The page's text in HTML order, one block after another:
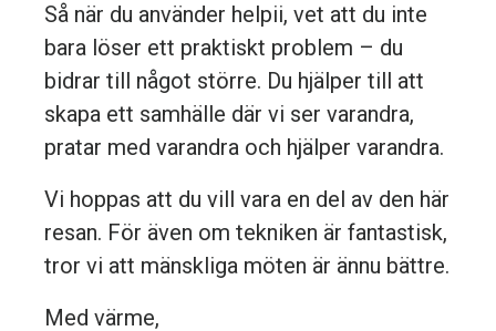
Så när du använder helpii, vet att du inte
bara löser ett praktiskt problem – du
bidrar till något större. Du hjälper till att
skapa ett samhälle där vi ser varandra,
pratar med varandra och hjälper varandra.
Vi hoppas att du vill vara en del av den här
resan. För även om tekniken är fantastisk,
tror vi att mänskliga möten är ännu bättre.
Med värme,